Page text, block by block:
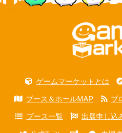
ゲームマーケットとは
ブース＆ホールMAP ブ
ブース一覧 出展申し込